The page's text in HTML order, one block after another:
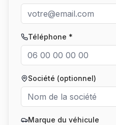
Téléphone *
Société (optionnel)
Marque du véhicule